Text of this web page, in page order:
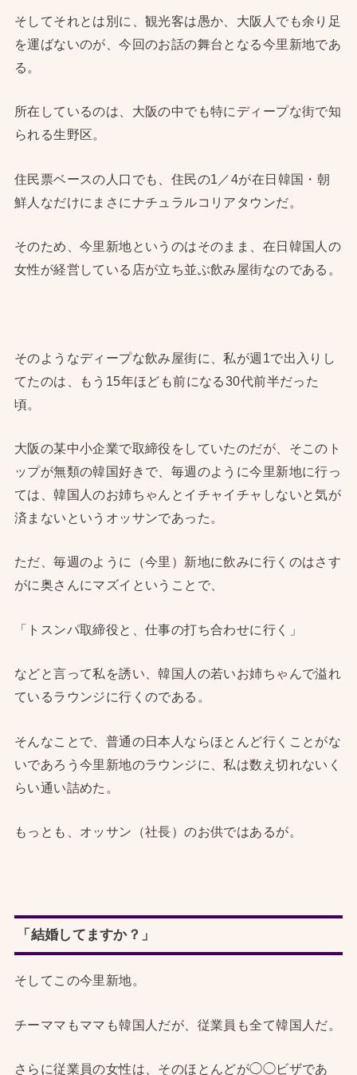
そしてそれとは別に、観光客は愚か、大阪人でも余り足
を運ばないのが、今回のお話の舞台となる今里新地であ
る。
所在しているのは、大阪の中でも特にディープな街で知
られる生野区。
住民票ベースの人口でも、住民の1／4が在日韓国・朝
鮮人なだけにまさにナチュラルコリアタウンだ。
そのため、今里新地というのはそのまま、在日韓国人の
女性が経営している店が立ち並ぶ飲み屋街なのである。
そのようなディープな飲み屋街に、私が週1で出入りし
てたのは、もう15年ほども前になる30代前半だった
頃。
大阪の某中小企業で取締役をしていたのだが、そこのト
ップが無類の韓国好きで、毎週のように今里新地に行っ
ては、韓国人のお姉ちゃんとイチャイチャしないと気が
済まないというオッサンであった。
ただ、毎週のように（今里）新地に飲みに行くのはさす
がに奥さんにマズイということで、
「トスンパ取締役と、仕事の打ち合わせに行く」
などと言って私を誘い、韓国人の若いお姉ちゃんで溢れ
ているラウンジに行くのである。
そんなことで、普通の日本人ならほとんど行くことがな
いであろう今里新地のラウンジに、私は数え切れないく
らい通い詰めた。
もっとも、オッサン（社長）のお供ではあるが。
「結婚してますか？」
そしてこの今里新地。
チーママもママも韓国人だが、従業員も全て韓国人だ。
さらに従業員の女性は、そのほとんどが◯◯ビザであ